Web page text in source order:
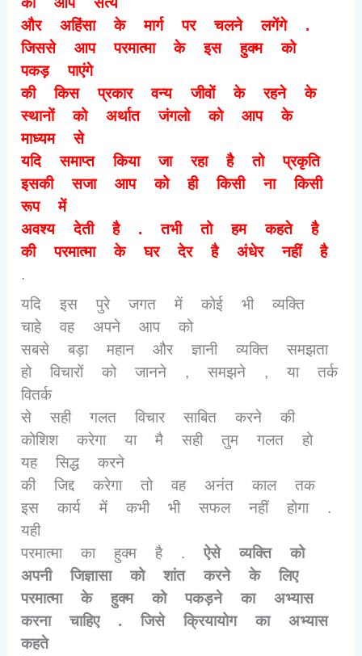
और अहिंसा के मार्ग पर चलने लगेंगे .
जिससे आप परमात्मा के इस हुक्म को
पकड़ पाएंगे
की किस प्रकार वन्य जीवों के रहने के
स्थानों को अर्थात जंगलो को आप के
माध्यम से
यदि समाप्त किया जा रहा है तो प्रकृति
इसकी सजा आप को ही किसी ना किसी
रूप में
अवश्य देती है . तभी तो हम कहते है
की परमात्मा के घर देर है अंधेर नहीं है
.
यदि इस पुरे जगत में कोई भी व्यक्ति
चाहे वह अपने आप को
सबसे बड़ा महान और ज्ञानी व्यक्ति समझता
हो विचारों को जानने ,समझने ,या तर्क
वितर्क
से सही गलत विचार साबित करने की
कोशिश करेगा या मै सही तुम गलत हो
यह सिद्ध करने
की जिद्द करेगा तो वह अनंत काल तक
इस कार्य में कभी भी सफल नहीं होगा .
यही
परमात्मा का हुक्म है .ऐसे व्यक्ति को
अपनी जिज्ञासा को शांत करने के लिए
परमात्मा के हुक्म को पकड़ने का अभ्यास
करना चाहिए . जिसे क्रियायोग का अभ्यास
कहते